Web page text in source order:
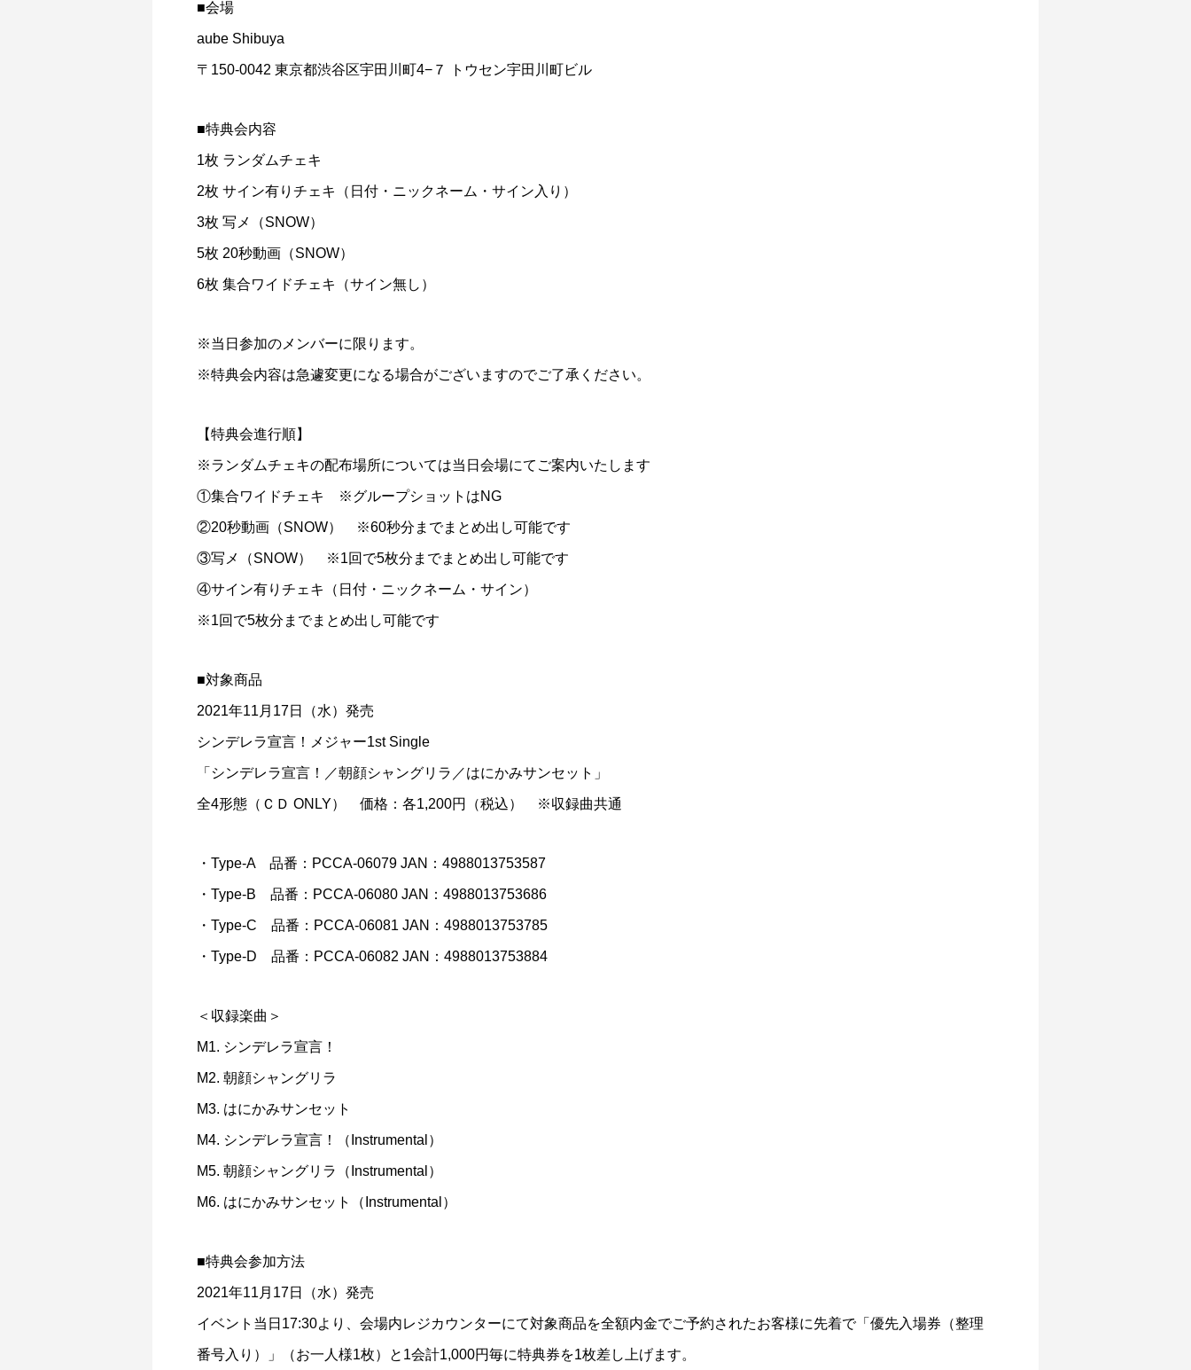
■会場
aube Shibuya
〒150-0042 東京都渋谷区宇田川町4−７ トウセン宇田川町ビル
■特典会内容
1枚 ランダムチェキ
2枚 サイン有りチェキ（日付・ニックネーム・サイン入り）
3枚 写メ（SNOW）
5枚 20秒動画（SNOW）
6枚 集合ワイドチェキ（サイン無し）
※当日参加のメンバーに限ります。
※特典会内容は急遽変更になる場合がございますのでご了承ください。
【特典会進行順】
※ランダムチェキの配布場所については当日会場にてご案内いたします
①集合ワイドチェキ ※グループショットはNG
②20秒動画（SNOW） ※60秒分までまとめ出し可能です
③写メ（SNOW） ※1回で5枚分までまとめ出し可能です
④サイン有りチェキ（日付・ニックネーム・サイン）
※1回で5枚分までまとめ出し可能です
■対象商品
2021年11月17日（水）発売
シンデレラ宣言！メジャー1st Single
「シンデレラ宣言！／朝顔シャングリラ／はにかみサンセット」
全4形態（ＣＤ ONLY） 価格：各1,200円（税込） ※収録曲共通
・Type-A 品番：PCCA-06079 JAN：4988013753587
・Type-B 品番：PCCA-06080 JAN：4988013753686
・Type-C 品番：PCCA-06081 JAN：4988013753785
・Type-D 品番：PCCA-06082 JAN：4988013753884
＜収録楽曲＞
M1. シンデレラ宣言！
M2. 朝顔シャングリラ
M3. はにかみサンセット
M4. シンデレラ宣言！（Instrumental）
M5. 朝顔シャングリラ（Instrumental）
M6. はにかみサンセット（Instrumental）
■特典会参加方法
2021年11月17日（水）発売
イベント当日17:30より、会場内レジカウンターにて対象商品を全額内金でご予約されたお客様に先着で「優先入場券（整理
番号入り）」（お一人様1枚）と1会計1,000円毎に特典券を1枚差し上げます。